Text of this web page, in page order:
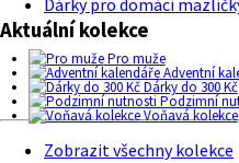
Aktuální kolekce
Pro muže
Adventní
Dárky do 300 Kč
Podzimní
Voňavá kolekce
Zobrazit všechny kolekce